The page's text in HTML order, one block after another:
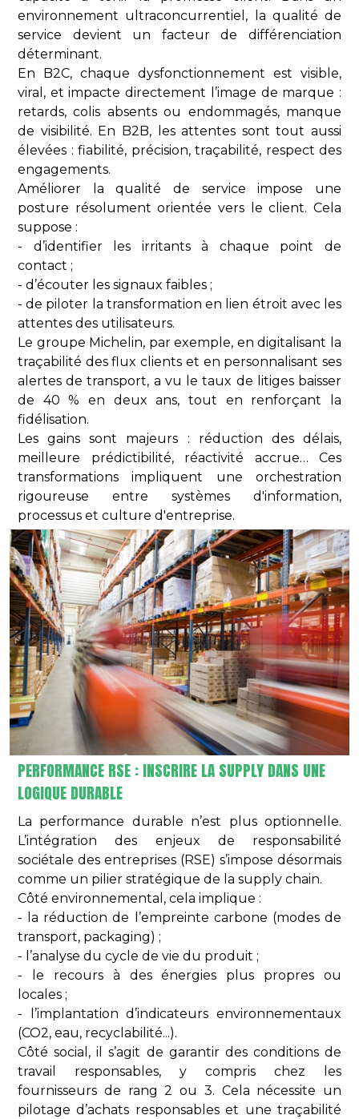
environnement ultraconcurrentiel, la qualité de
service devient un facteur de différenciation
déterminant.
En B2C, chaque dysfonctionnement est visible,
viral, et impacte directement l’image de marque :
retards, colis absents ou endommagés, manque
de visibilité. En B2B, les attentes sont tout aussi
élevées : fiabilité, précision, traçabilité, respect des
engagements.
Améliorer la qualité de service impose une
posture résolument orientée vers le client. Cela
suppose :
- d’identifier les irritants à chaque point de
contact ;
- d’écouter les signaux faibles ;
- de piloter la transformation en lien étroit avec les
attentes des utilisateurs.
Le groupe Michelin, par exemple, en digitalisant la
traçabilité des flux clients et en personnalisant ses
alertes de transport, a vu le taux de litiges baisser
de 40 % en deux ans, tout en renforçant la
fidélisation.
Les gains sont majeurs : réduction des délais,
meilleure prédictibilité, réactivité accrue… Ces
transformations impliquent une orchestration
rigoureuse entre systèmes d'information,
processus et culture d'entreprise.
PERFORMANCE RSE : INSCRIRE LA SUPPLY DANS UNE
LOGIQUE DURABLE
La performance durable n’est plus optionnelle.
L’intégration des enjeux de responsabilité
sociétale des entreprises (RSE) s’impose désormais
comme un pilier stratégique de la supply chain.
Côté environnemental, cela implique :
- la réduction de l’empreinte carbone (modes de
transport, packaging) ;
- l’analyse du cycle de vie du produit ;
- le recours à des énergies plus propres ou
locales ;
- l’implantation d’indicateurs environnementaux
(CO2, eau, recyclabilité...).
Côté social, il s’agit de garantir des conditions de
travail responsables, y compris chez les
fournisseurs de rang 2 ou 3. Cela nécessite un
pilotage d’achats responsables et une traçabilité